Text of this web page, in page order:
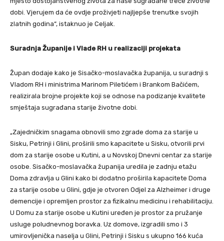
dobi. Vjerujem da će ovdje proživjeti najljepše trenutke svojih
zlatnih godina“, istaknuo je Celjak.
Suradnja Županije i Vlade RH u realizaciji projekata
Župan dodaje kako je Sisačko-moslavačka županija, u suradnji s
Vladom RH i ministrima Marinom Piletićem i Brankom Bačićem,
realizirala brojne projekte koji se odnose na podizanje kvalitete
smještaja sugrađana starije životne dobi.
„Zajedničkim snagama obnovili smo zgrade doma za starije u
Sisku, Petrinji i Glini, proširili smo kapacitete u Sisku, otvorili prvi
dom za starije osobe u Kutini, a u Novskoj Dnevni centar za starije
osobe. Sisačko-moslavačka županija uredila je zadnju etažu
Doma zdravlja u Glini kako bi dodatno proširila kapacitete Doma
za starije osobe u Glini, gdje je otvoren Odjel za Alzheimer i druge
demencije i opremljen prostor za fizikalnu medicinu i rehabilitaciju.
U Domu za starije osobe u Kutini uređen je prostor za pružanje
usluge poludnevnog boravka. Uz domove, izgradili smo i 3
umirovljenička naselja u Glini, Petrinji i Sisku s ukupno 166 kuća